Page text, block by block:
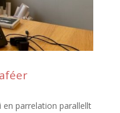
en parrelation parallellt